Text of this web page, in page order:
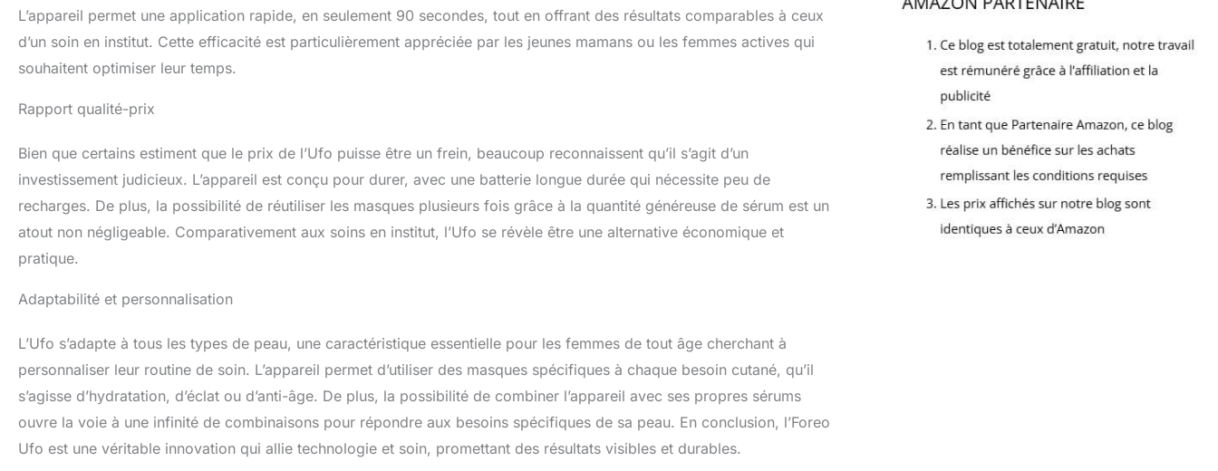
L’appareil permet une application rapide, en seulement 90 secondes, tout en offrant des résultats comparables à ceux
d’un soin en institut. Cette efficacité est particulièrement appréciée par les jeunes mamans ou les femmes actives qui
souhaitent optimiser leur temps.
Rapport qualité-prix
Bien que certains estiment que le prix de l’Ufo puisse être un frein, beaucoup reconnaissent qu’il s’agit d’un
investissement judicieux. L’appareil est conçu pour durer, avec une batterie longue durée qui nécessite peu de
recharges. De plus, la possibilité de réutiliser les masques plusieurs fois grâce à la quantité généreuse de sérum est un
atout non négligeable. Comparativement aux soins en institut, l’Ufo se révèle être une alternative économique et
pratique.
Adaptabilité et personnalisation
L’Ufo s’adapte à tous les types de peau, une caractéristique essentielle pour les femmes de tout âge cherchant à
personnaliser leur routine de soin. L’appareil permet d’utiliser des masques spécifiques à chaque besoin cutané, qu’il
s’agisse d’hydratation, d’éclat ou d’anti-âge. De plus, la possibilité de combiner l’appareil avec ses propres sérums
ouvre la voie à une infinité de combinaisons pour répondre aux besoins spécifiques de sa peau. En conclusion, l’Foreo
Ufo est une véritable innovation qui allie technologie et soin, promettant des résultats visibles et durables.